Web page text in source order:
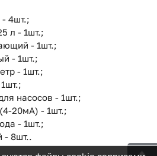
4шт.;
л - 1шт.;
- 1шт.;
- 1шт.;
- 1шт.;
насосов - 1шт.;
20мА) - 1шт.;
- 1шт.;
- 8шт..